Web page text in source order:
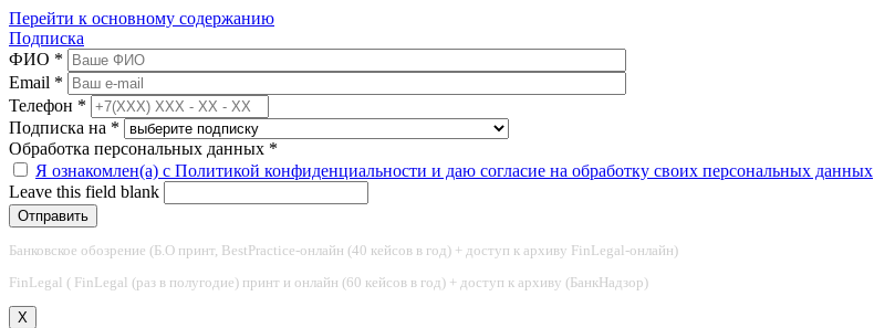
Перейти к основному содержанию
Подписка
ФИО *
Email *
Телефон *
Подписка на *
Обработка персональных данных *
Я ознакомлен(а) с Политикой конфиденциальности и даю согласие на обработку своих персональных данных
Leave this field blank
Банковское обозрение (Б.О принт, BestPractice-онлайн (40 кейсов в год) + доступ к архиву FinLegal-онлайн)
FinLegal ( FinLegal (раз в полугодие) принт и онлайн (60 кейсов в год) + доступ к архиву (БанкНадзор)
X